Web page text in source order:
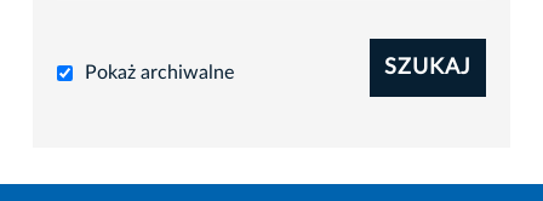
Pokaż archiwalne SZUKAJ